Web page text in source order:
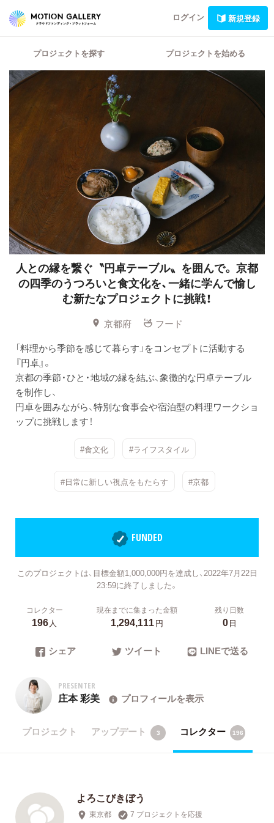
ログイン 新規登録
プロジェクトを探す プロジェクトを始める
人との縁を繋ぐ〝円卓テーブル〟を囲んで。 京都
の四季のうつろいと食文化を、一緒に学んで愉し
む新たなプロジェクトに挑戦！
京都府
フード
「料理から季節を感じて暮らす」をコンセプトに活動する
『円卓』。
京都の季節・ひと・地域の縁を結ぶ、象徴的な円卓テーブル
を制作し、
円卓を囲みながら、特別な食事会や宿泊型の料理ワークショ
ップに挑戦します！
#食文化 #ライフスタイル
#日常に新しい視点をもたらす #京都
FUNDED
このプロジェクトは、目標金額1,000,000円を達成し、2022年7月22日
23:59に終了しました。
コレクター
196人
現在までに集まった金額
1,294,111円
残り日数
0日
シェア ツイート LINEで送る
PRESENTER
庄本 彩美 プロフィールを表示
プロジェクト アップデート 3 コレクター 196
よろこびきぼう
東京都 7 プロジェクトを応援